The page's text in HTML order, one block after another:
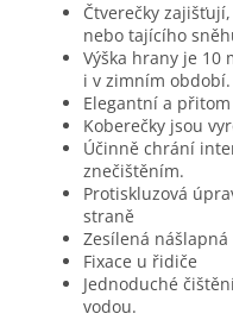
Čtverečky
nebo tajícího
Výška hrany je
i v zimním období.
Elegantní a
Koberečky jsou
Účinně chrání
znečištěním.
Protiskluzová
straně
Zesílená
Fixace u řidiče
Jednoduché
vodou.